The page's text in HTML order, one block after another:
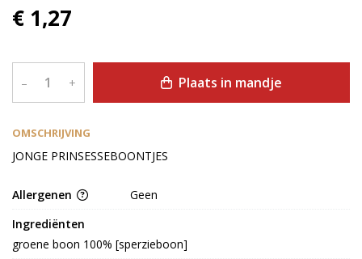
OMSCHRIJVING
JONGE PRINSESSEBOONTJES
€ 1,27
– + Plaats in mandje
Allergenen
Geen
Ingrediënten
groene boon 100% [sperzieboon]